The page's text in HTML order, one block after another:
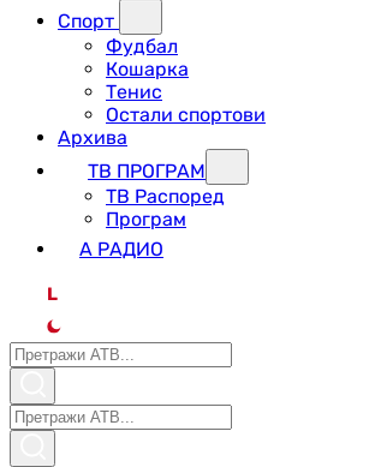
Спорт
Фудбал
Кошарка
Тенис
Остали спортови
Архива
ТВ ПРОГРАМ
ТВ Распоред
Програм
А РАДИО
L